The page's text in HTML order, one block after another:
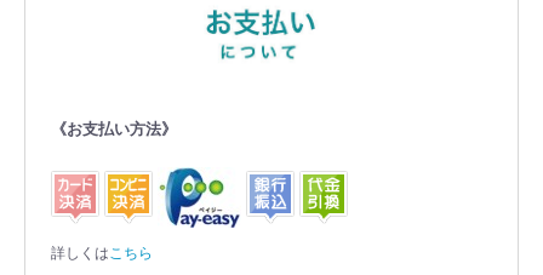
《お支払い方法》
詳しくはこちら